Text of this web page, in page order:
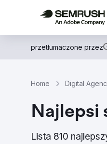
przetłumaczone przez
Home Digital
Najlepsi
Lista 810